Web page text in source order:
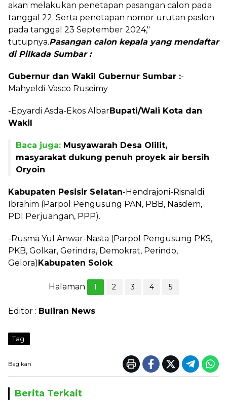
akan melakukan penetapan pasangan calon pada
tanggal 22. Serta penetapan nomor urutan paslon
pada tanggal 23 September 2024,"
tutupnya.Pasangan calon kepala yang mendaftar
di Pilkada Sumbar :
Gubernur dan Wakil Gubernur Sumbar :-
Mahyeldi-Vasco Ruseimy
-Epyardi Asda-Ekos AlbarBupati/Wali Kota dan
Wakil
Baca juga: Musyawarah Desa Olilit,
masyarakat dukung penuh proyek air bersih
Oryoin
Kabupaten Pesisir Selatan-Hendrajoni-Risnaldi
Ibrahim (Parpol Pengusung PAN, PBB, Nasdem,
PDI Perjuangan, PPP).
-Rusma Yul Anwar-Nasta (Parpol Pengusung PKS,
PKB, Golkar, Gerindra, Demokrat, Perindo,
Gelora) Kabupaten Solok
Halaman 1 2 3 4 5
Editor : Buliran News
Tag:
Bagikan
Berita Terkait